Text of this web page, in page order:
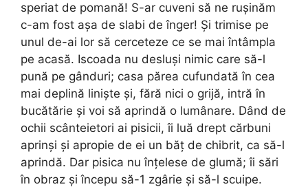
speriat de pomană! S-ar cuveni să ne rușinăm
c-am fost așa de slabi de înger! Și trimise pe
unul de-ai lor să cerceteze ce se mai întâmpla
pe acasă. Iscoada nu desluși nimic care să-l
pună pe gânduri; casa părea cufundată în cea
mai deplină liniște și, fără nici o grijă, intră în
bucătărie și voi să aprindă o lumânare. Dând de
ochii scânteietori ai pisicii, îi luă drept cărbuni
aprinși și apropie de ei un băț de chibrit, ca să-l
aprindă. Dar pisica nu înțelese de glumă; îi sări
în obraz și începu să-1 zgârie și să-l scuipe.